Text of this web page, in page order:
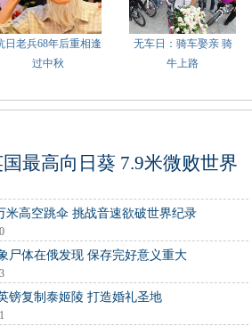
日老兵68年后重相逢
过中秋
无车日：骑车娶亲 骑
牛上路
最高向日葵 7.9米微败世界
米高空跳伞 挑战音速欲破世界纪录
尸体在俄发现 保存完好意义重大
镑复制泰姬陵 打造婚礼圣地